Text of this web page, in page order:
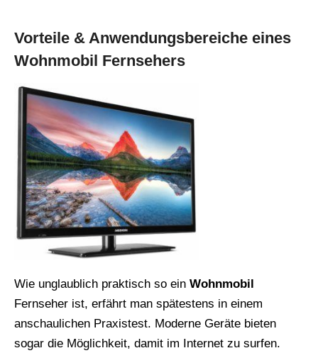
Vorteile & Anwendungsbereiche eines
Wohnmobil Fernsehers
Wie unglaublich praktisch so ein Wohnmobil
Fernseher ist, erfährt man spätestens in einem
anschaulichen Praxistest. Moderne Geräte bieten
sogar die Möglichkeit, damit im Internet zu surfen.